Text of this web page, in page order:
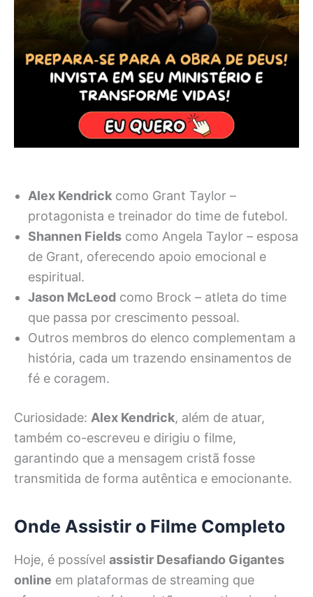
Alex Kendrick como Grant Taylor –
protagonista e treinador do time de futebol.
Shannen Fields como Angela Taylor – esposa
de Grant, oferecendo apoio emocional e
espiritual.
Jason McLeod como Brock – atleta do time
que passa por crescimento pessoal.
Outros membros do elenco complementam a
história, cada um trazendo ensinamentos de
fé e coragem.
Curiosidade: Alex Kendrick, além de atuar,
também co-escreveu e dirigiu o filme,
garantindo que a mensagem cristã fosse
transmitida de forma autêntica e emocionante.
Onde Assistir o Filme Completo
Hoje, é possível assistir Desafiando Gigantes
online em plataformas de streaming que